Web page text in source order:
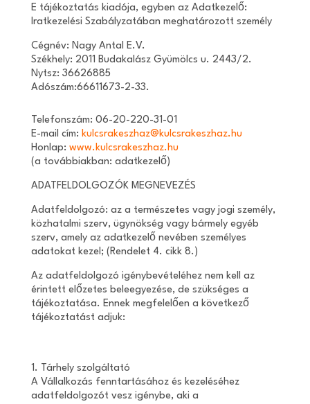
E tájékoztatás kiadója, egyben az Adatkezelő:
Iratkezelési Szabályzatában meghatározott személy
Cégnév: Nagy Antal E.V.
Székhely: 2011 Budakalász Gyümölcs u. 2443/2.
Nytsz: 36626885
Adószám:66611673-2-33.
Telefonszám: 06-20-220-31-01
E-mail cím: kulcsrakeszhaz@kulcsrakeszhaz.hu
Honlap: www.kulcsrakeszhaz.hu
(a továbbiakban: adatkezelő)
ADATFELDOLGOZÓK MEGNEVEZÉS
Adatfeldolgozó: az a természetes vagy jogi személy,
közhatalmi szerv, ügynökség vagy bármely egyéb
szerv, amely az adatkezelő nevében személyes
adatokat kezel; (Rendelet 4. cikk 8.)
Az adatfeldolgozó igénybevételéhez nem kell az
érintett előzetes beleegyezése, de szükséges a
tájékoztatása. Ennek megfelelően a következő
tájékoztatást adjuk:
1. Tárhely szolgáltató
A Vállalkozás fenntartásához és kezeléséhez
adatfeldolgozót vesz igénybe, aki a